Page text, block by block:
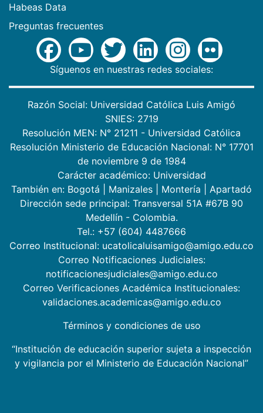
Habeas Data
Preguntas frecuentes
Síguenos en nuestras redes sociales:
Razón Social: Universidad Católica Luis Amigó
SNIES: 2719
Resolución MEN: N° 21211 - Universidad Católica
Resolución Ministerio de Educación Nacional: N° 17701
de noviembre 9 de 1984
Carácter académico: Universidad
También en: Bogotá Manizales Montería
Apartadó
Dirección sede principal: Transversal 51A #67B 90
Medellín - Colombia.
Tel.: +57 (604) 4487666
Correo Institucional: ucatolicaluisamigo@amigo.edu.co
Correo Notificaciones Judiciales:
notificacionesjudiciales@amigo.edu.co
Correo Verificaciones Académica Institucionales:
validaciones.academicas@amigo.edu.co
Términos y condiciones de uso
“Institución de educación superior sujeta a inspección
y vigilancia por el Ministerio de Educación Nacional”